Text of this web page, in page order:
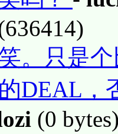
。只是
DEAL，
(0